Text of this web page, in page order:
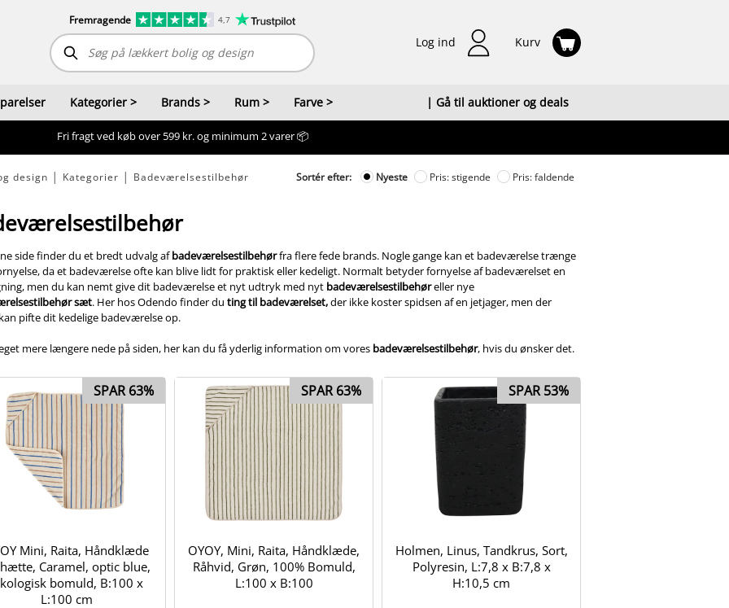
Fremragende 4,7
Log ind Kurv
Kategorier > Brands > Rum > Farve > | Gå til auktioner og deals
Fri fragt ved køb over 599 kr. og minimum 2 varer 📦
design Kategorier Badeværelsestilbehør Sortér efter: Nyeste Pris: stigende Pris: faldende
side finder du et bredt udvalg afbadeværelsestilbehørfra flere fede brands. Nogle gange kan et badeværelse trænge
da et badeværelse ofte kan blive lidt for praktisk eller kedeligt. Normalt betyder fornyelse af badeværelset en
men du kan nemt give dit badeværelse et nyt udtryk med nyt badeværelsestilbehøreller nye
sæt. Her hos Odendo finder du ting til badeværelset,der ikke koster spidsen af en jetjager, men der
pifte dit kedelige badeværelse op.
mere længere nede på siden, her kan du få yderlig information om vores badeværelsestilbehør, hvis du ønsker det.
SPAR 63%
Mini, Raita, Håndklæde
Caramel, optic blue,
bomuld, B:100 x
L:100 cm
SPAR 63%
OYOY, Mini, Raita, Håndklæde,
Råhvid, Grøn, 100% Bomuld,
L:100 x B:100
SPAR 53%
Holmen, Linus, Tandkrus, Sort,
Polyresin, L:7,8 x B:7,8 x
H:10,5 cm